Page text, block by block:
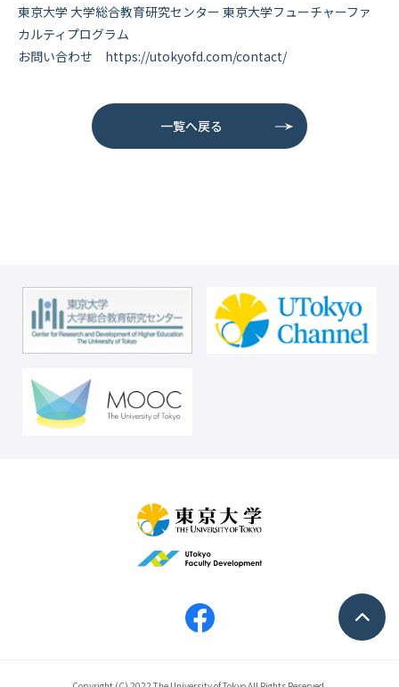
東京大学 大学総合教育研究センター 東京大学フューチャーファ
カルティプログラム
お問い合わせ https://utokyofd.com/contact/
一覧へ戻る